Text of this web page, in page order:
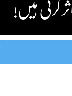
کرتی ہیں!